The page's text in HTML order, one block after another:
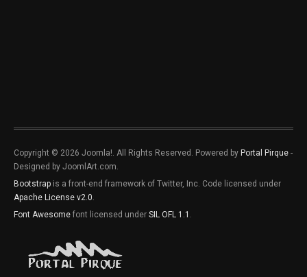
Copyright © 2026 Joomla!. All Rights Reserved. Powered by Portal Pirque -
Designed by JoomlArt.com.
Bootstrap is a front-end framework of Twitter, Inc. Code licensed under
Apache License v2.0.
Font Awesome font licensed under SIL OFL 1.1 .